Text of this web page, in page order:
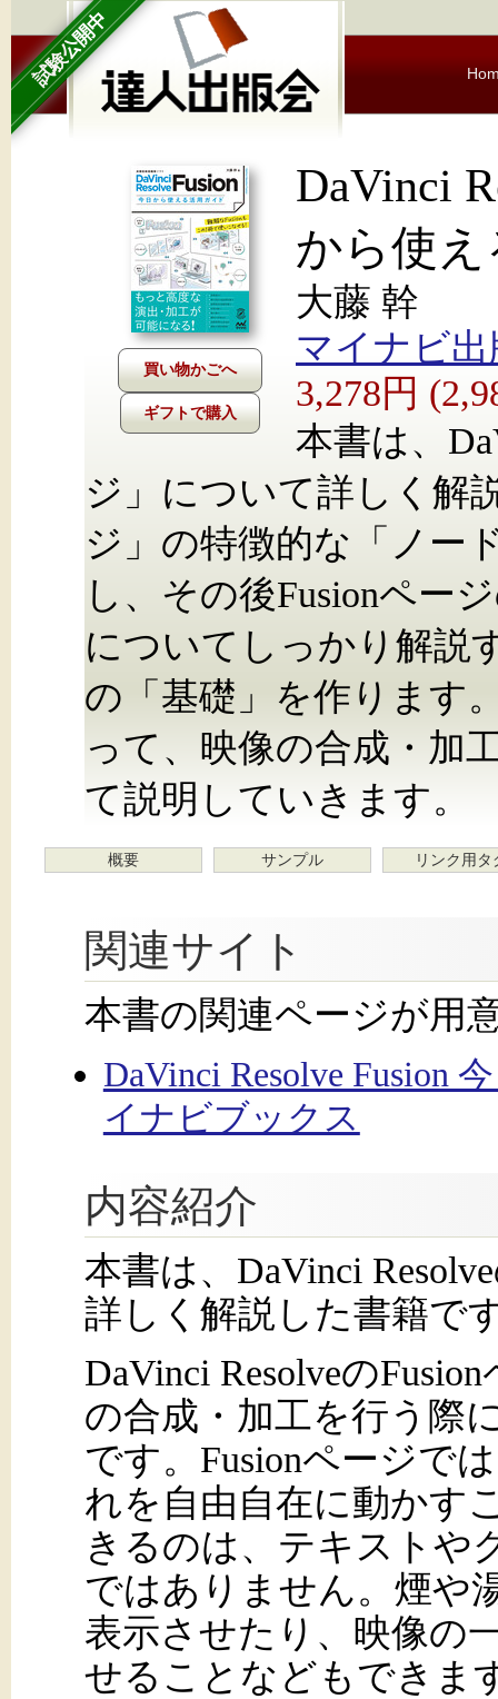
試験公開中
ギフトで購入
DaVinci
から使
大藤 幹
マイナビ出
3,278円
本書は、
ジ」について詳しく解
ジ」の特徴的な「ノー
し、その後Fusionペー
についてしっかり解説
の「基礎」を作ります
って、映像の合成・加
て説明していきます。
概要 サンプル リンク用タ
関連サイト
本書の関連ページが用
DaVinci Resolve Fusion
イナビブックス
内容紹介
本書は、DaVinci
詳しく解説した書籍で
DaVinci Resolveの
の合成・加工を行う際
です。Fusionページで
れを自由自在に動かす
きるのは、テキストや
ではありません。煙や
表示させたり、映像の
せることなどもできま